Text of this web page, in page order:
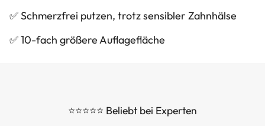
✅ Schmerzfrei putzen, trotz sensibler Zahnhälse
✅ 10-fach größere Auflagefläche
⭐⭐⭐⭐⭐ Beliebt bei Experten